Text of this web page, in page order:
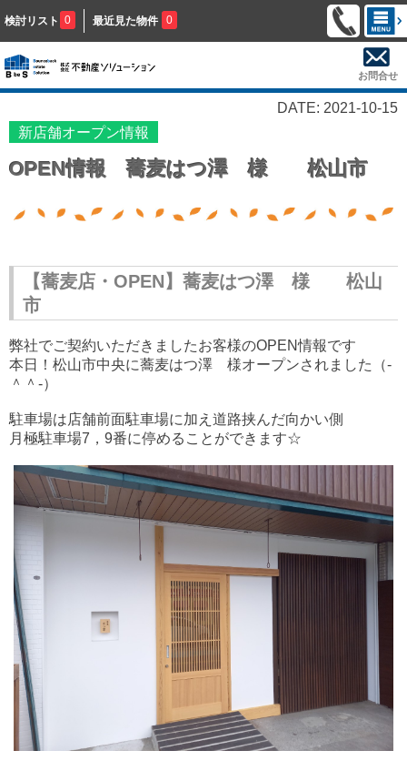
検討リスト 0 最近見た物件 0
お問合せ
DATE: 2021-10-15
新店舗オープン情報
OPEN情報 蕎麦はつ澤 様 松山市
【蕎麦店・OPEN】蕎麦はつ澤 様 松山
市
弊社でご契約いただきましたお客様のOPEN情報です
本日！松山市中央に蕎麦はつ澤 様オープンされました（‐
＾＾‐）
駐車場は店舗前面駐車場に加え道路挟んだ向かい側
月極駐車場7，9番に停めることができます☆